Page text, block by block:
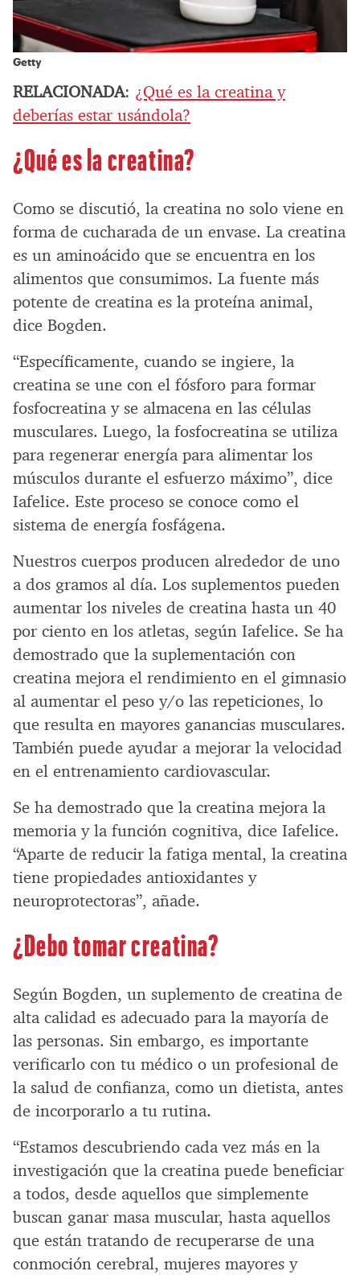
Getty
RELACIONADA: ¿Qué es la creatina y
deberías estar usándola?
¿Qué es la creatina?
Como se discutió, la creatina no solo viene en
forma de cucharada de un envase. La creatina
es un aminoácido que se encuentra en los
alimentos que consumimos. La fuente más
potente de creatina es la proteína animal,
dice Bogden.
“Específicamente, cuando se ingiere, la
creatina se une con el fósforo para formar
fosfocreatina y se almacena en las células
musculares. Luego, la fosfocreatina se utiliza
para regenerar energía para alimentar los
músculos durante el esfuerzo máximo”, dice
Iafelice. Este proceso se conoce como el
sistema de energía fosfágena.
Nuestros cuerpos producen alrededor de uno
a dos gramos al día. Los suplementos pueden
aumentar los niveles de creatina hasta un 40
por ciento en los atletas, según Iafelice. Se ha
demostrado que la suplementación con
creatina mejora el rendimiento en el gimnasio
al aumentar el peso y/o las repeticiones, lo
que resulta en mayores ganancias musculares.
También puede ayudar a mejorar la velocidad
en el entrenamiento cardiovascular.
Se ha demostrado que la creatina mejora la
memoria y la función cognitiva, dice Iafelice.
“Aparte de reducir la fatiga mental, la creatina
tiene propiedades antioxidantes y
neuroprotectoras”, añade.
¿Debo tomar creatina?
Según Bogden, un suplemento de creatina de
alta calidad es adecuado para la mayoría de
las personas. Sin embargo, es importante
verificarlo con tu médico o un profesional de
la salud de confianza, como un dietista, antes
de incorporarlo a tu rutina.
“Estamos descubriendo cada vez más en la
investigación que la creatina puede beneficiar
a todos, desde aquellos que simplemente
buscan ganar masa muscular, hasta aquellos
que están tratando de recuperarse de una
conmoción cerebral, mujeres mayores y